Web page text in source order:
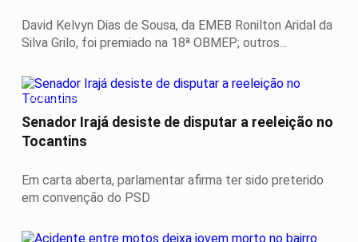
David Kelvyn Dias de Sousa, da EMEB Ronilton Aridal da
Silva Grilo, foi premiado na 18ª OBMEP; outros...
ELEIÇÕES 2026
Senador Irajá desiste de disputar a reeleição no
Tocantins
Em carta aberta, parlamentar afirma ter sido preterido
em convenção do PSD